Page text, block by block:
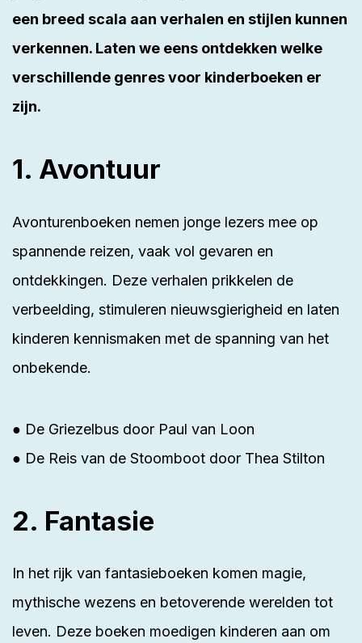
een breed scala aan verhalen en stijlen kunnen
verkennen. Laten we eens ontdekken welke
verschillende genres voor kinderboeken er
zijn.
1. Avontuur
Avonturenboeken nemen jonge lezers mee op
spannende reizen, vaak vol gevaren en
ontdekkingen. Deze verhalen prikkelen de
verbeelding, stimuleren nieuwsgierigheid en laten
kinderen kennismaken met de spanning van het
onbekende.
● De Griezelbus door Paul van Loon
● De Reis van de Stoomboot door Thea Stilton
2. Fantasie
In het rijk van fantasieboeken komen magie,
mythische wezens en betoverende werelden tot
leven. Deze boeken moedigen kinderen aan om